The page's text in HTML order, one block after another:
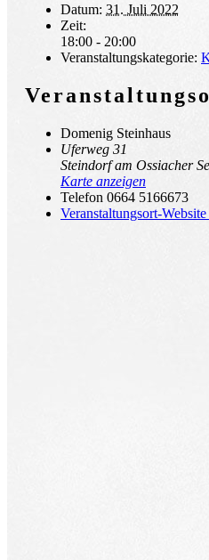
Datum: 31. Juli 2022
Zeit:
18:00 - 20:00
Veranstaltungskategorie:
Domenig Steinhaus
Uferweg 31
Steindorf am Ossiacher
Karte anzeigen
Telefon 0664 5166673
Veranstaltungsort-Website